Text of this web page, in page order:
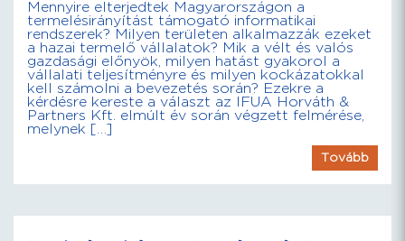
Mennyire elterjedtek Magyarországon a
termelésirányítást támogató informatikai
rendszerek? Milyen területen alkalmazzák ezeket
a hazai termelő vállalatok? Mik a vélt és valós
gazdasági előnyök, milyen hatást gyakorol a
vállalati teljesítményre és milyen kockázatokkal
kell számolni a bevezetés során? Ezekre a
kérdésre kereste a választ az IFUA Horváth &
Partners Kft. elmúlt év során végzett felmérése,
melynek […]
Tovább